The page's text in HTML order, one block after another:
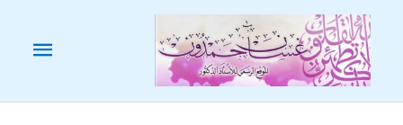
تخطي
المحتوى